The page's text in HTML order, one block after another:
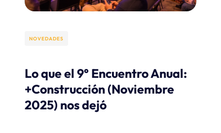
NOVEDADES
Lo que el 9° Encuentro Anual:
+Construcción (Noviembre
2025) nos dejó